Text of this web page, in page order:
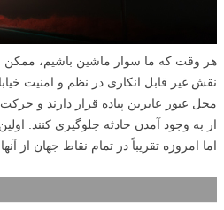
هر وقت که ما سوار ماشین باشیم، ممکن
نقش غیر قابل انکاری در نظم و امنیت
محل عبور عابرین پیاده قرار دارند و
اما امروزه تقریباً در تمام نقاط جهان از